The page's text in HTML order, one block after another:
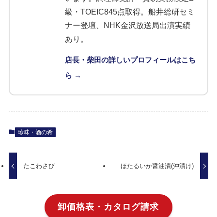
級・TOEIC845点取得。船井総研セミ
ナー登壇、NHK金沢放送局出演実績
あり。
店長・柴田の詳しいプロフィールはこち
ら →
珍味・酒の肴
たこわさび ほたるいか醤油漬(沖漬け)
卸価格表・カタログ請求